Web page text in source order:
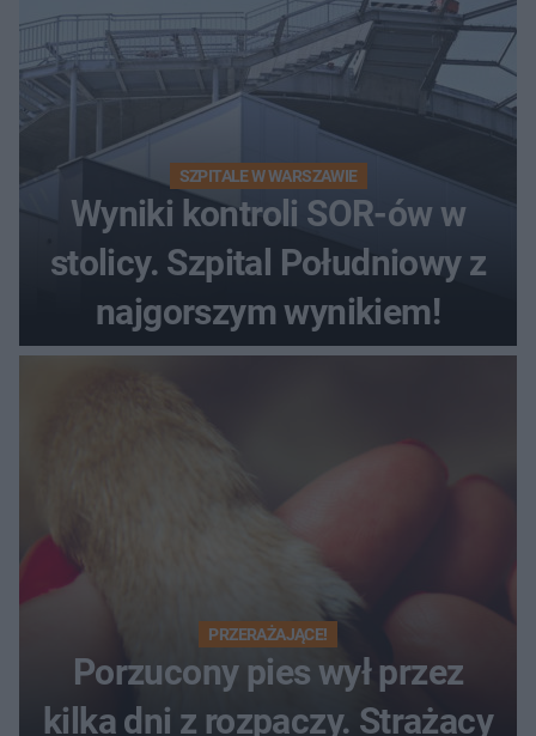
SZPITALE W WARSZAWIE
Wyniki kontroli SOR-ów w
stolicy. Szpital Południowy z
najgorszym wynikiem!
PRZERAŻAJĄCE!
Porzucony pies wył przez
kilka dni z rozpaczy. Strażacy